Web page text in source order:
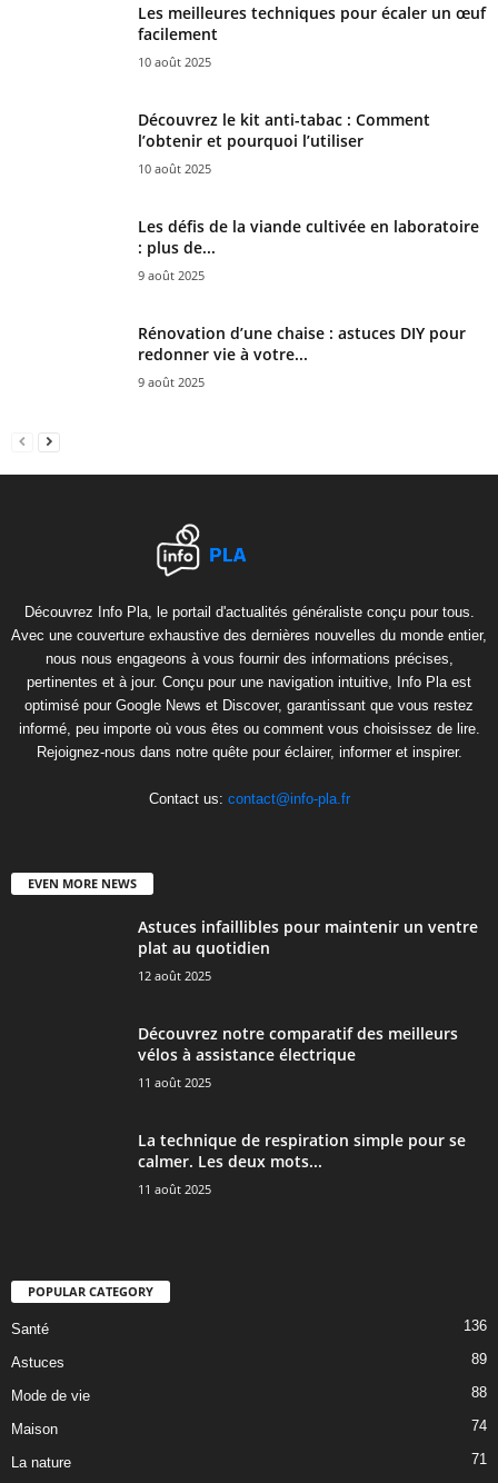
Les meilleures techniques pour écaler un œuf
facilement
10 août 2025
Découvrez le kit anti-tabac : Comment
l’obtenir et pourquoi l’utiliser
10 août 2025
Les défis de la viande cultivée en laboratoire
: plus de...
9 août 2025
Rénovation d’une chaise : astuces DIY pour
redonner vie à votre...
9 août 2025
Découvrez Info Pla, le portail d'actualités généraliste conçu pour tous.
Avec une couverture exhaustive des dernières nouvelles du monde entier,
nous nous engageons à vous fournir des informations précises,
pertinentes et à jour. Conçu pour une navigation intuitive, Info Pla est
optimisé pour Google News et Discover, garantissant que vous restez
informé, peu importe où vous êtes ou comment vous choisissez de lire.
Rejoignez-nous dans notre quête pour éclairer, informer et inspirer.
Contact us: contact@info-pla.fr
EVEN MORE NEWS
Astuces infaillibles pour maintenir un ventre
plat au quotidien
12 août 2025
Découvrez notre comparatif des meilleurs
vélos à assistance électrique
11 août 2025
La technique de respiration simple pour se
calmer. Les deux mots...
11 août 2025
POPULAR CATEGORY
Santé 136
Astuces 89
Mode de vie 88
Maison 74
La nature 71